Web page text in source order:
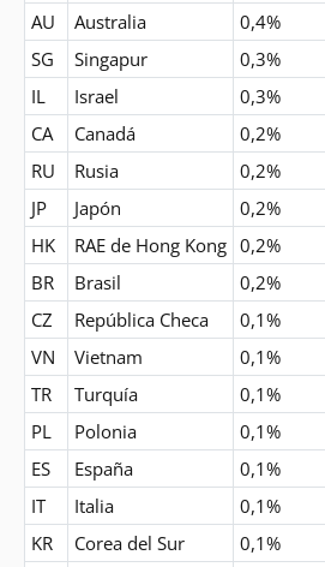
AU
Australia
0,4%
SG
Singapur
0,3%
IL
Israel
0,3%
CA
Canadá
0,2%
RU
Rusia
0,2%
JP
Japón
0,2%
HK
RAE de Hong Kong 0,2%
BR
Brasil
0,2%
CZ
República Checa
0,1%
VN
Vietnam
0,1%
TR
Turquía
0,1%
PL
Polonia
0,1%
ES
España
0,1%
IT
Italia
0,1%
KR
Corea del Sur
0,1%